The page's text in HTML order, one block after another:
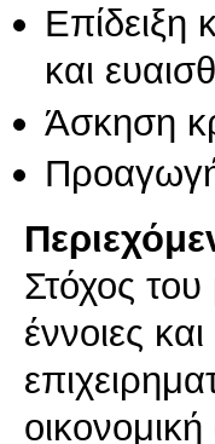
Επίδειξη
και
Άσκηση
Στόχος του
έννοιες